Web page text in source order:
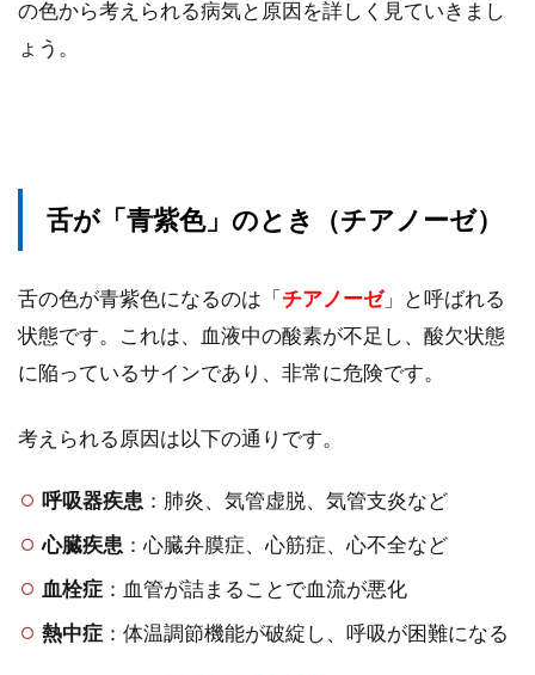
の色から考えられる病気と原因を詳しく見ていきまし
ょう。
舌が「青紫色」のとき（チアノーゼ）
舌の色が青紫色になるのは「チアノーゼ」と呼ばれる
状態です。これは、血液中の酸素が不足し、酸欠状態
に陥っているサインであり、非常に危険です。
考えられる原因は以下の通りです。
呼吸器疾患 ：肺炎、気管虚脱、気管支炎など
心臓疾患 ：心臓弁膜症、心筋症、心不全など
血栓症 ：血管が詰まることで血流が悪化
熱中症 ：体温調節機能が破綻し、呼吸が困難になる